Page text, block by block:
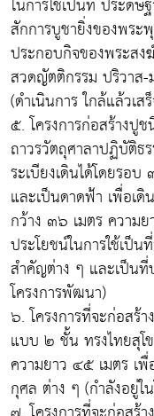
ในการใช้เป็นที่ ประดิ
สักการบูชายิ่งของพระ
ประกอบกิจของพระส
สวดญัตติกรรม ปริวาส
(ดำเนินการ ใกล้แล้วเส
๕. โครงการก่อสร้าง
ถาวรวัตถุศาลาปฏิบัติธ
ระเบียงเดินได้โดยรอ
และเป็นดาดฟ้า เพื่อเ
กว้าง ๓๖ เมตร ความ
ประโยชน์ในการใช้เป็
สำคัญต่าง ๆ และเป็น
โครงการพัฒนา)
๖. โครงการที่จะก่อสร้
แบบ ๒ ชั้น ทรงไทยสุโ
ความยาว ๔๕ เมตร เ
กุศล ต่าง ๆ (กำลังอยู่ใ